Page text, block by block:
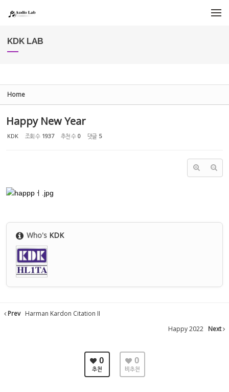
KDK LAB
Home
Happy New Year
KDK 조회 수 1937 추천 수 0 댓글 5
Who's KDK
Prev Harman Kardon Citation II
Happy 2022 Next
0
추천
0
비추천